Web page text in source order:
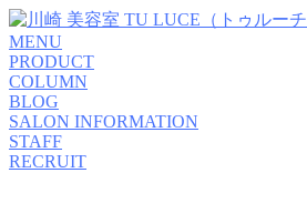
MENU
PRODUCT
COLUMN
BLOG
SALON INFORMATION
STAFF
RECRUIT